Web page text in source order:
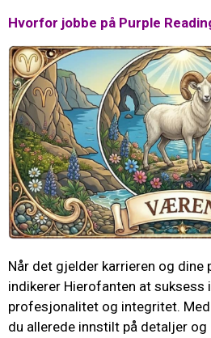
Hvorfor jobbe på Purple
Når det gjelder karrieren og dine
indikerer Hierofanten at
profesjonalitet og integritet.
du allerede innstilt på detaljer